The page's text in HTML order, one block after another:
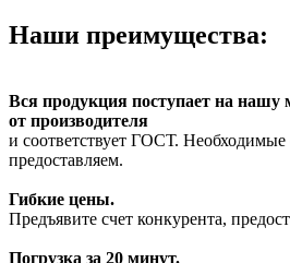
Наши преимущества:
Вся продукция поступает на нашу
от производителя
и соответствует ГОСТ. Необходимые
предоставляем.
Гибкие цены.
Предъявите счет конкурента,
Погрузка за 20 минут.